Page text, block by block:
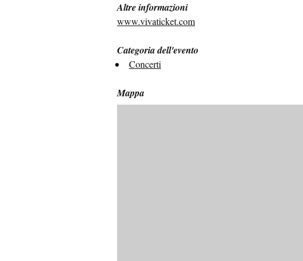
Altre informazioni
www.vivaticket.com
Categoria dell'evento
Concerti
Mappa